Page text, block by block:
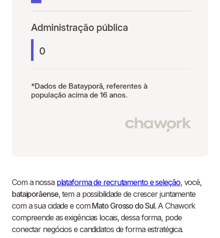
Com a nossa plataforma de recrutamento e seleção, você,
bataiporãense, tem a possibilidade de crescer juntamente
com a sua cidade e com Mato Grosso do Sul. A Chawork
compreende as exigências locais, dessa forma, pode
conectar negócios e candidatos de forma estratégica.